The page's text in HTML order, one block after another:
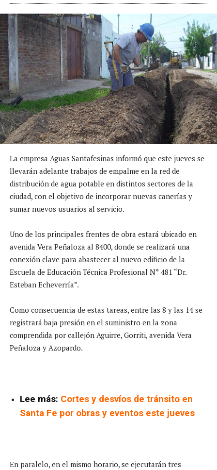
La empresa Aguas Santafesinas informó que este jueves se
llevarán adelante trabajos de empalme en la red de
distribución de agua potable en distintos sectores de la
ciudad, con el objetivo de incorporar nuevas cañerías y
sumar nuevos usuarios al servicio.
Uno de los principales frentes de obra estará ubicado en
avenida Vera Peñaloza al 8400, donde se realizará una
conexión clave para abastecer al nuevo edificio de la
Escuela de Educación Técnica Profesional N° 481 “Dr.
Esteban Echeverría”.
Como consecuencia de estas tareas, entre las 8 y las 14 se
registrará baja presión en el suministro en la zona
comprendida por callejón Aguirre, Gorriti, avenida Vera
Peñaloza y Azopardo.
Lee más: Cortes y desvíos de tránsito en
Santa Fe por obras y eventos este jueves
En paralelo, en el mismo horario, se ejecutarán tres